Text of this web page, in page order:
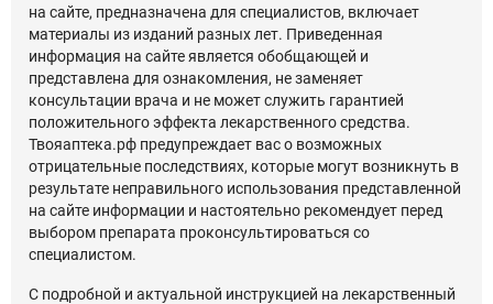
на сайте, предназначена для специалистов, включает
материалы из изданий разных лет. Приведенная
информация на сайте является обобщающей и
представлена для ознакомления, не заменяет
консультации врача и не может служить гарантией
положительного эффекта лекарственного средства.
Твояаптека.рф предупреждает вас о возможных
отрицательные последствиях, которые могут возникнуть в
результате неправильного использования представленной
на сайте информации и настоятельно рекомендует перед
выбором препарата проконсультироваться со
специалистом.
С подробной и актуальной инструкцией на лекарственный